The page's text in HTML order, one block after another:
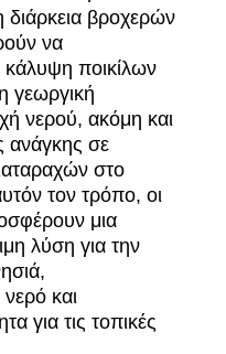
διάρκεια βροχερών
να
κάλυψη ποικίλων
η γεωργική
νερού, ακόμη και
ανάγκης σε
στο
τον τρόπο, οι
μια
λύση για την
και
για τις τοπικές